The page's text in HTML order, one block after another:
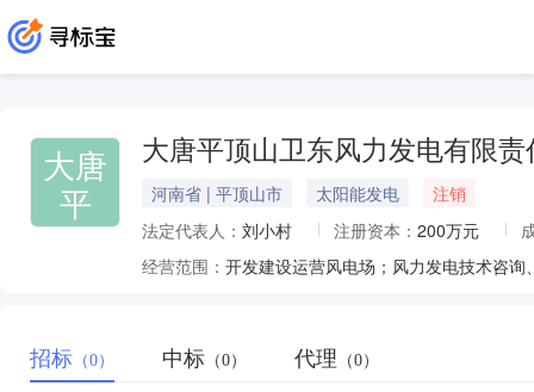
大唐
平
大唐平顶山卫东风力发电有限责
河南省 | 平顶山市 太阳能发电
注销
法定代表人： 刘小村 注册资本： 200万元
经营范围：
招标 （0） 中标 （0） 代理 （0）